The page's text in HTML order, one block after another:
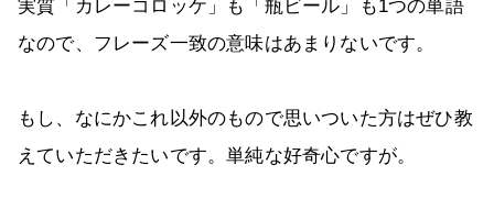
実質「カレーコロッケ」も「瓶ビール」も1つの単語
なので、フレーズ一致の意味はあまりないです。
もし、なにかこれ以外のもので思いついた方はぜひ教
えていただきたいです。単純な好奇心ですが。